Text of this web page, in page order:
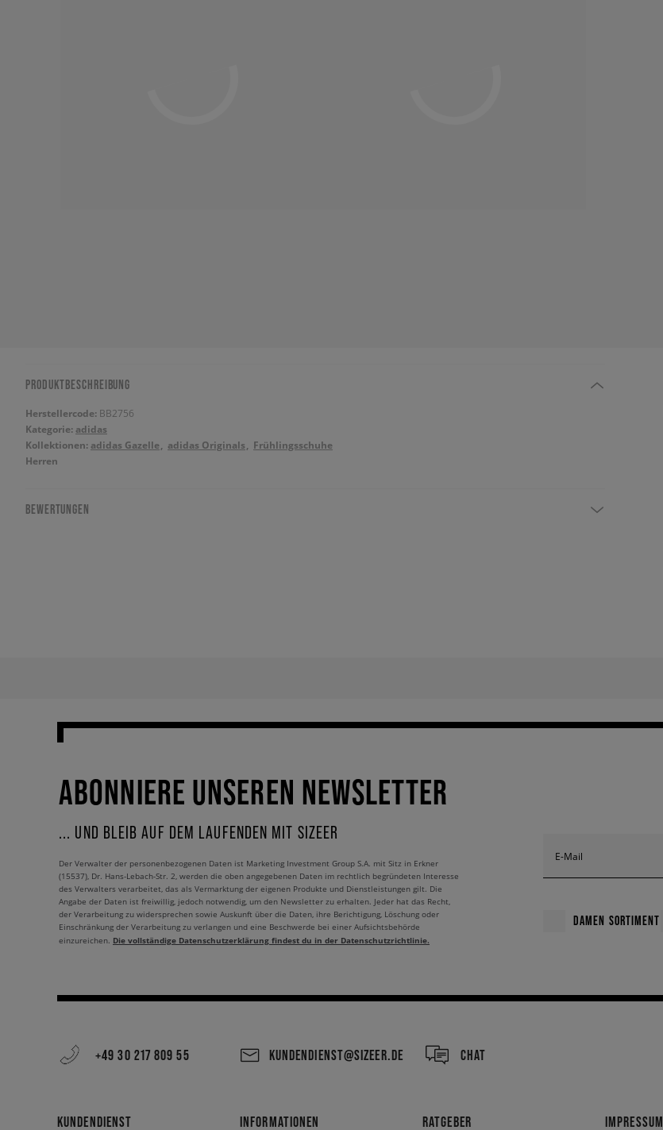
PRODUKTBESCHREIBUNG
Herstellercode: BB2756
Kategorie: adidas
Kollektionen: adidas Gazelle adidas Originals
Frühlingsschuhe
Herren
BEWERTUNGEN
ABONNIERE UNSEREN NEWSLETTER
... UND BLEIB AUF DEM LAUFENDEN MIT SIZEER
E-Mail
DAMEN SORTIMENT
Der Verwalter der personenbezogenen Daten ist Marketing Investment Group S.A. mit Sitz in Erkner
(15537), Dr. Hans-Lebach-Str. 2, werden die oben angegebenen Daten im rechtlich begründeten Interesse
des Verwalters verarbeitet, das als Vermarktung der eigenen Produkte und Dienstleistungen gilt. Die
Angabe der Daten ist freiwillig, jedoch notwendig, um den Newsletter zu erhalten. Jeder hat das Recht,
der Verarbeitung zu widersprechen sowie Auskunft über die Daten, ihre Berichtigung, Löschung oder
Einschränkung der Verarbeitung zu verlangen und eine Beschwerde bei einer Aufsichtsbehörde
einzureichen. Die vollständige Datenschutzerklärung findest du in der Datenschutzrichtlinie.
+49 30 217 809 55 KUNDENDIENST@SIZEER.DE CHAT
KUNDENDIENST INFORMATIONEN RATGEBER IMPRESSUM